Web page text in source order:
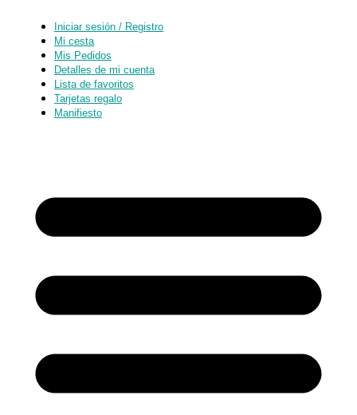
Iniciar sesión / Registro
Mi cesta
Mis Pedidos
Detalles de mi cuenta
Lista de favoritos
Tarjetas regalo
Manifiesto